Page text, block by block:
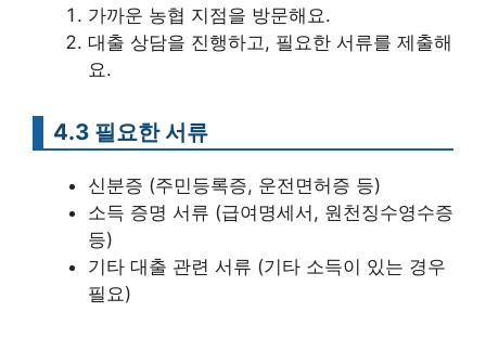
가까운 농협 지점을 방문해요.
대출 상담을 진행하고, 필요한 서류를 제출해
요.
4.3 필요한 서류
신분증 (주민등록증, 운전면허증 등)
소득 증명 서류 (급여명세서, 원천징수영수증
등)
기타 대출 관련 서류 (기타 소득이 있는 경우
필요)